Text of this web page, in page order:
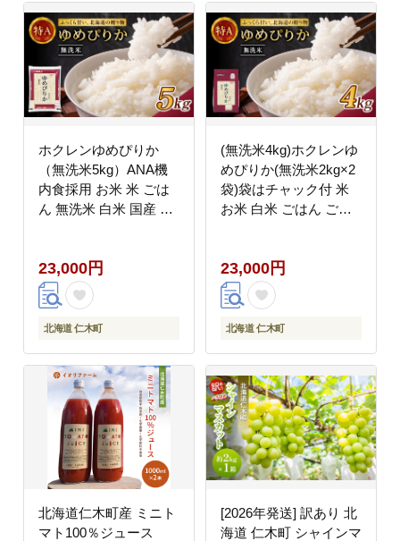
ホクレンゆめぴりか
（無洗米5kg）ANA機
内食採用 お米 米 ごは
ん 無洗米 白米 国産 北
23,000円
北海道 仁木町
(無洗米4kg)ホクレンゆ
めぴりか(無洗米2kg×2
袋)袋はチャック付 米
お米 白米 ごはん ご飯
[JA新おたる]
23,000円
北海道 仁木町
北海道仁木町産 ミニト
マト100％ジュース
[2026年発送] 訳あり 北
海道 仁木町 シャインマ